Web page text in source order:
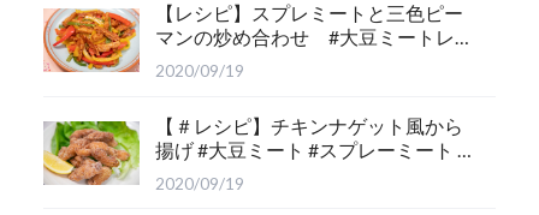
【レシピ】スプレミートと三色ピー
マンの炒め合わせ #大豆ミートレシ
ピ #大豆ミートおすすめ
2020/09/19
【＃レシピ】チキンナゲット風から
揚げ #大豆ミート #スプレーミート の
おすすめレシピ
2020/09/19